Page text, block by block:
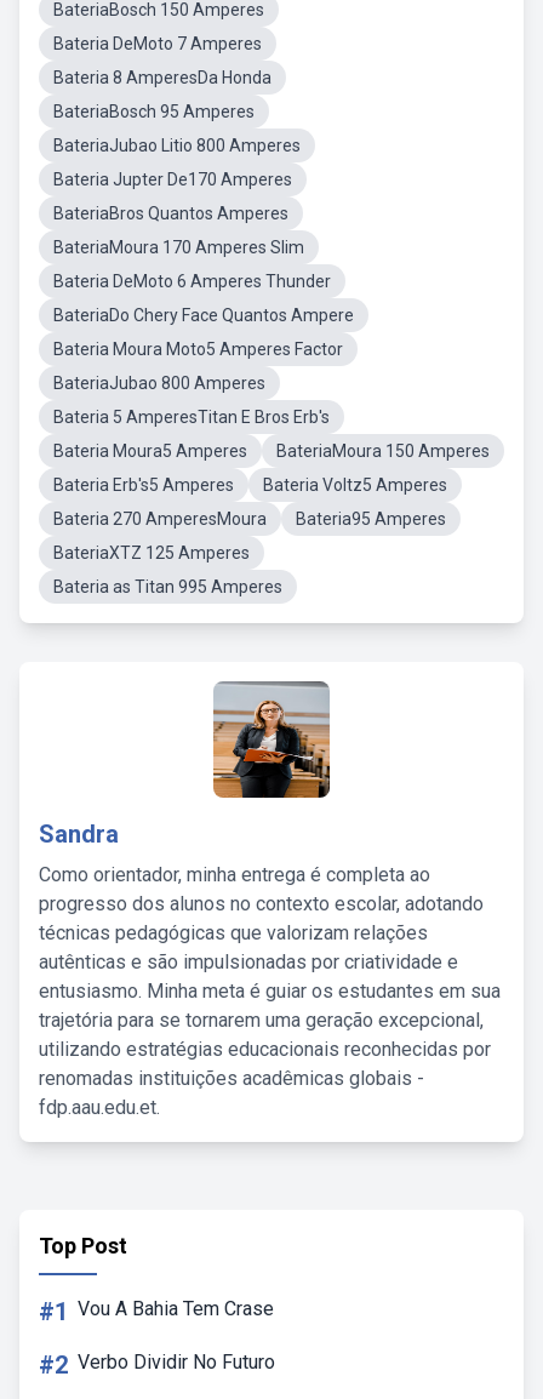
BateriaBosch 150 Amperes
Bateria DeMoto 7 Amperes
Bateria 8 AmperesDa Honda
BateriaBosch 95 Amperes
BateriaJubao Litio 800 Amperes
Bateria Jupter De170 Amperes
BateriaBros Quantos Amperes
BateriaMoura 170 Amperes Slim
Bateria DeMoto 6 Amperes Thunder
BateriaDo Chery Face Quantos Ampere
Bateria Moura Moto5 Amperes Factor
BateriaJubao 800 Amperes
Bateria 5 AmperesTitan E Bros Erb's
Bateria Moura5 Amperes
BateriaMoura 150 Amperes
Bateria Erb's5 Amperes
Bateria Voltz5 Amperes
Bateria 270 AmperesMoura
Bateria95 Amperes
BateriaXTZ 125 Amperes
Bateria as Titan 995 Amperes
Sandra
Como orientador, minha entrega é completa ao
progresso dos alunos no contexto escolar, adotando
técnicas pedagógicas que valorizam relações
autênticas e são impulsionadas por criatividade e
entusiasmo. Minha meta é guiar os estudantes em sua
trajetória para se tornarem uma geração excepcional,
utilizando estratégias educacionais reconhecidas por
renomadas instituições acadêmicas globais -
fdp.aau.edu.et.
Top Post
#1 Vou A Bahia Tem Crase
#2 Verbo Dividir No Futuro